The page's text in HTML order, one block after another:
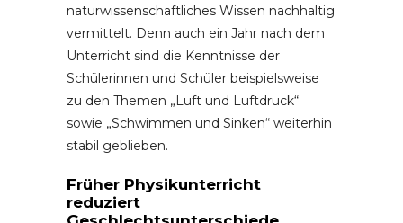
naturwissenschaftliches Wissen nachhaltig
vermittelt. Denn auch ein Jahr nach dem
Unterricht sind die Kenntnisse der
Schülerinnen und Schüler beispielsweise
zu den Themen „Luft und Luftdruck“
sowie „Schwimmen und Sinken“ weiterhin
stabil geblieben.
Früher Physikunterricht
reduziert